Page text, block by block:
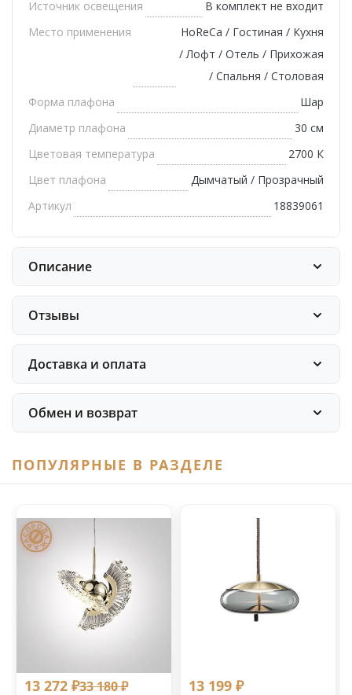
Источник освещения
В комплект не входит
Место применения
HoReCa / Гостиная / Кухня
/ Лофт / Отель / Прихожая
/ Спальня / Столовая
Форма плафона
Шар
Диаметр плафона
30 см
Цветовая температура
2700 К
Цвет плафона
Дымчатый / Прозрачный
Артикул
18839061
Описание
Отзывы
Доставка и оплата
Обмен и возврат
ПОПУЛЯРНЫЕ В РАЗДЕЛЕ
13 272 ₽33 180 ₽ 13 199 ₽